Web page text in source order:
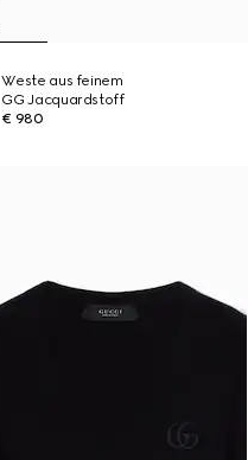
Weste aus feinem
GG Jacquardstoff
€ 980